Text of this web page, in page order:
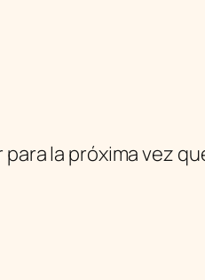
la próxima vez